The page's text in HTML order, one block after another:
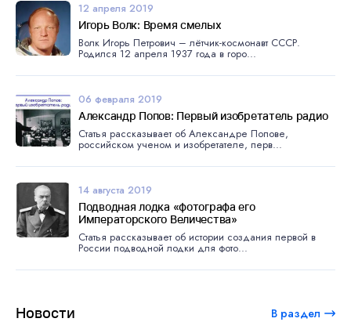
Новости В раздел
12 апреля 2019
Игорь Волк: Время смелых
Волк Игорь Петрович – лётчик-космонавт СССР.
Родился 12 апреля 1937 года в горо...
06 февраля 2019
Александр Попов: Первый изобретатель радио
Статья рассказывает об Александре Попове,
российском ученом и изобретателе, перв...
14 августа 2019
Подводная лодка «фотографа его
Императорского Величества»
Статья рассказывает об истории создания первой в
России подводной лодки для фото...